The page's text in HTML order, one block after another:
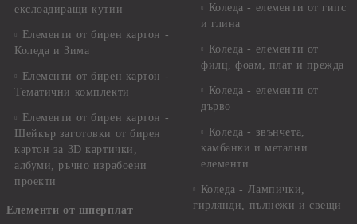
екслоадиращи кутии
Елементи от бирен картон -
Коледа и Зима
Елементи от бирен картон -
Тематични комплекти
Елементи от бирен картон -
Шейкър заготовки от бирен
картон за 3D картички,
албуми, ръчно израбоени
проекти
Елементи от шперплат
Коледа - елементи от гипс
и глина
Коледа - елементи от
филц, фоам, плат и прежда
Коледа - елементи от
дърво
Коледа - звънчета,
камбанки и метални
елементи
Коледа - Лампички,
гирлянди, пълнежи и свещи